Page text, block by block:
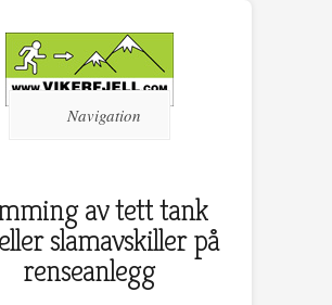
Navigation
av tett tank
slamavskiller på
renseanlegg